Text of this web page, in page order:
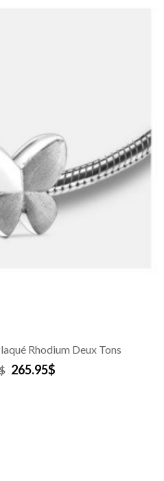
Rhodium Deux Tons
265.95$